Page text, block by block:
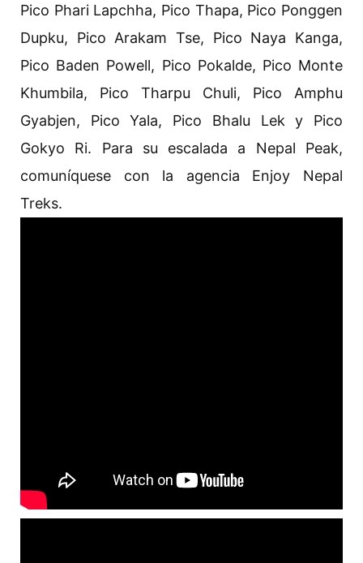
Pico Phari Lapchha, Pico Thapa, Pico Ponggen
Dupku, Pico Arakam Tse, Pico Naya Kanga,
Pico Baden Powell, Pico Pokalde, Pico Monte
Khumbila, Pico Tharpu Chuli, Pico Amphu
Gyabjen, Pico Yala, Pico Bhalu Lek y Pico
Gokyo Ri. Para su escalada a Nepal Peak,
comuníquese con la agencia Enjoy Nepal
Treks.